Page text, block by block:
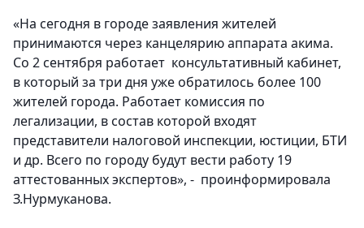
«На сегодня в городе заявления жителей
принимаются через канцелярию аппарата акима.
Со 2 сентября работает консультативный кабинет,
в который за три дня уже обратилось более 100
жителей города. Работает комиссия по
легализации, в состав которой входят
представители налоговой инспекции, юстиции, БТИ
и др. Всего по городу будут вести работу 19
аттестованных экспертов», - проинформировала
З.Нурмуканова.